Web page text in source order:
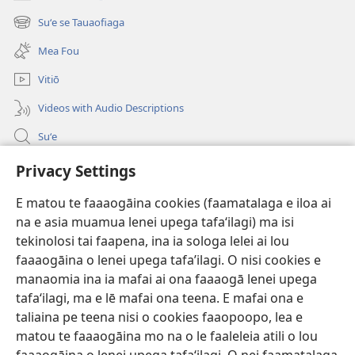
Privacy Settings
E matou te faaaogāina cookies (faamatalaga e iloa ai
na e asia muamua lenei upega tafaʻilagi) ma isi
tekinolosi tai faapena, ina ia sologa lelei ai lou
faaaogāina o lenei upega tafa’ilagi. O nisi cookies e
manaomia ina ia mafai ai ona faaaogā lenei upega
tafaʻilagi, ma e lē mafai ona teena. E mafai ona e
taliaina pe teena nisi o cookies faaopoopo, lea e
matou te faaaogāina mo na o le faaleleia atili o lou
se
isi
polokalame)
Suʻe se Tauaofiaga
(tatala
se
isi
polokalame)
Mea Fou
Vitiō
Videos with Audio Descriptions
Suʻe
Faamatalaga mo Ofisa o le Malo
(tatala
se
polokalame)
Lomiga Faale-Tusi Paia I LE INITANETI™
(tatala
se
isi
polokalame)
JW Hub
(tatala
se
isi
App o le JW Library